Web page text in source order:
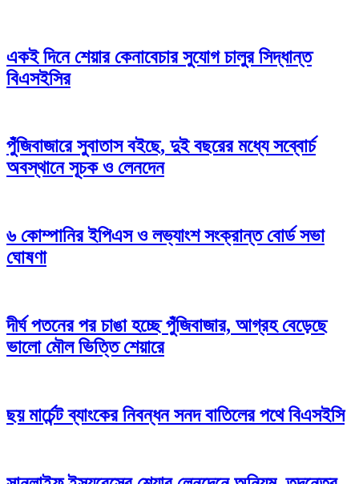
একই দিনে শেয়ার কেনাবেচার সুযোগ চালুর সিদ্ধান্ত
বিএসইসির
পুঁজিবাজারে সুবাতাস বইছে, দুই বছরের মধ্যে সব্বোর্চ
অবস্থানে সূচক ও লেনদেন
৬ কোম্পানির ইপিএস ও লভ্যাংশ সংক্রান্ত বোর্ড সভা
ঘোষণা
দীর্ঘ পতনের পর চাঙা হচ্ছে পুঁজিবাজার, আগ্রহ বেড়েছে
ভালো মৌল ভিত্তি শেয়ারে
ছয় মার্চেন্ট ব্যাংকের নিবন্ধন সনদ বাতিলের পথে বিএসইসি